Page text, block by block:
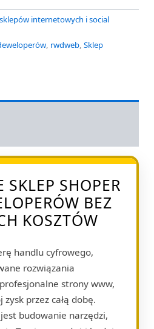
internetowych i social
, rwdweb, Sklep
SKLEP SHOPER
BEZ
KOSZTÓW
handlu cyfrowego,
rozwiązania
strony www,
przez całą dobę.
budowanie narzędzi,